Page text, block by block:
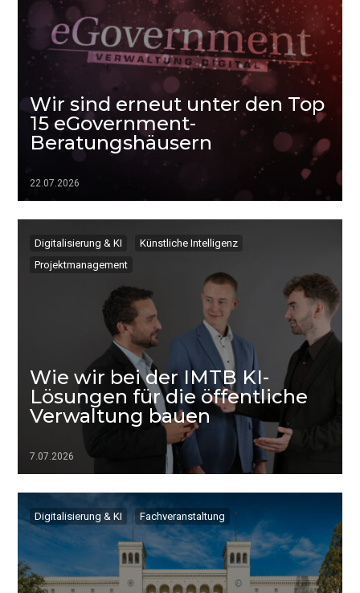
Wir sind erneut unter den Top
15 eGovernment-
Beratungshäusern
22.07.2026
Digitalisierung & KI
Künstliche Intelligenz
Projektmanagement
Wie wir bei der IMTB KI-
Lösungen für die öffentliche
Verwaltung bauen
7.07.2026
Digitalisierung & KI Fachveranstaltung